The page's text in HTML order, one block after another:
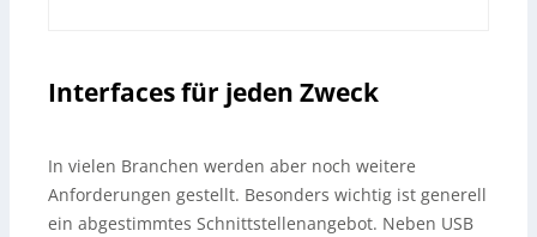
Interfaces für jeden Zweck
In vielen Branchen werden aber noch weitere
Anforderungen gestellt. Besonders wichtig ist generell
ein abgestimmtes Schnittstellenangebot. Neben USB